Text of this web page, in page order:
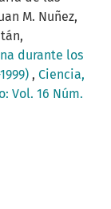
M. Nuñez,
durante los
, Ciencia,
Vol. 16 Núm.